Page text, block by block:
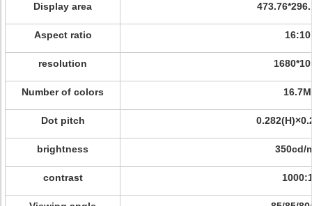
Display area
Aspect ratio 16:10
resolution
Number of colors 16.7M
Dot pitch
brightness 350cd/
contrast